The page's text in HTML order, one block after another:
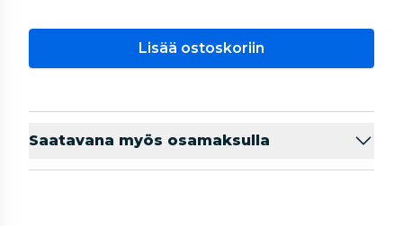
Lisää ostoskoriin
Saatavana myös osamaksulla